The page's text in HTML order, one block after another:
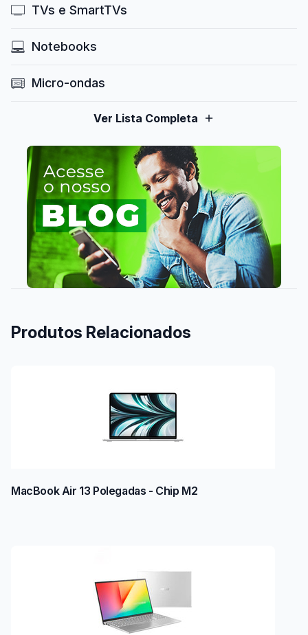
TVs e SmartTVs
Notebooks
Micro-ondas
Ver Lista Completa
Produtos Relacionados
MacBook Air 13 Polegadas - Chip M2